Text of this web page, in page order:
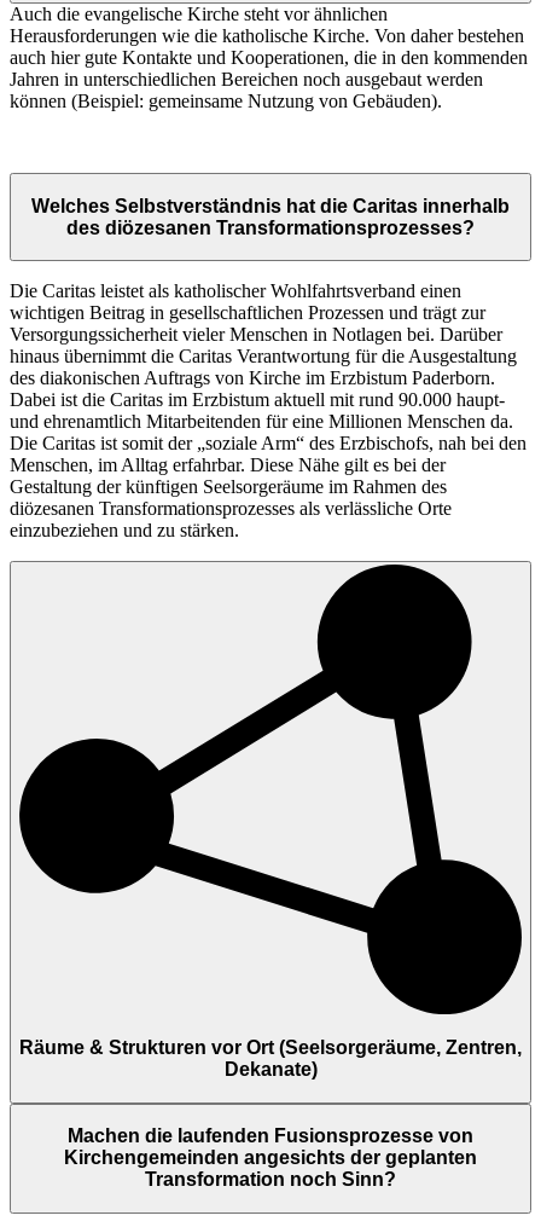
Auch die evangelische Kirche steht vor ähnlichen
Herausforderungen wie die katholische Kirche. Von daher bestehen
auch hier gute Kontakte und Kooperationen, die in den kommenden
Jahren in unterschiedlichen Bereichen noch ausgebaut werden
können (Beispiel: gemeinsame Nutzung von Gebäuden).
Welches Selbstverständnis hat die Caritas innerhalb
des diözesanen Transformationsprozesses?
Die Caritas leistet als katholischer Wohlfahrtsverband einen
wichtigen Beitrag in gesellschaftlichen Prozessen und trägt zur
Versorgungssicherheit vieler Menschen in Notlagen bei. Darüber
hinaus übernimmt die Caritas Verantwortung für die Ausgestaltung
des diakonischen Auftrags von Kirche im Erzbistum Paderborn.
Dabei ist die Caritas im Erzbistum aktuell mit rund 90.000 haupt-
und ehrenamtlich Mitarbeitenden für eine Millionen Menschen da.
Die Caritas ist somit der „soziale Arm“ des Erzbischofs, nah bei den
Menschen, im Alltag erfahrbar. Diese Nähe gilt es bei der
Gestaltung der künftigen Seelsorgeräume im Rahmen des
diözesanen Transformationsprozesses als verlässliche Orte
einzubeziehen und zu stärken.
Räume & Strukturen vor Ort (Seelsorgeräume, Zentren,
Dekanate)
Machen die laufenden Fusionsprozesse von
Kirchengemeinden angesichts der geplanten
Transformation noch Sinn?